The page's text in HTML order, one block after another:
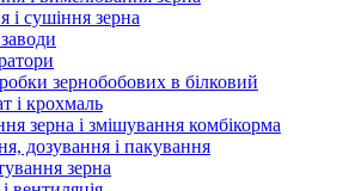
сушіння зерна
зернобобових в білковий
і крохмаль
зерна і змішування комбікорма
дозування і пакування
зерна